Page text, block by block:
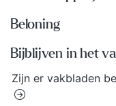
Beloning
Bijblijven in het
Zijn er vakbladen